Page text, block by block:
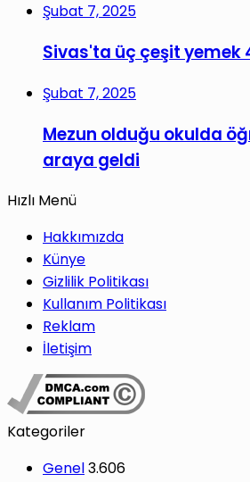
Şubat 7, 2025
Sivas'ta üç çeşit yemek
Şubat 7, 2025
Mezun olduğu okulda
araya geldi
Hızlı Menü
Hakkımızda
Künye
Gizlilik Politikası
Kullanım Politikası
Reklam
İletişim
Kategoriler
Genel3.606